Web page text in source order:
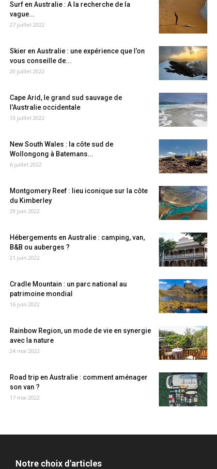
Surf en Australie : A la recherche de la
vague...
27 juillet 2022
Skier en Australie : une expérience que l’on
vous conseille de...
20 juillet 2022
Cape Arid, le grand sud sauvage de
l’Australie occidentale
13 juillet 2022
New South Wales : la côte sud de
Wollongong à Batemans...
6 juillet 2022
Montgomery Reef : lieu iconique sur la côte
du Kimberley
29 juin 2022
Hébergements en Australie : camping, van,
B&B ou auberges ?
21 juin 2022
Cradle Mountain : un parc national au
patrimoine mondial
16 juin 2022
Rainbow Region, un mode de vie en synergie
avec la nature
24 mai 2022
Road trip en Australie : comment aménager
son van ?
17 mai 2022
Notre choix d'articles